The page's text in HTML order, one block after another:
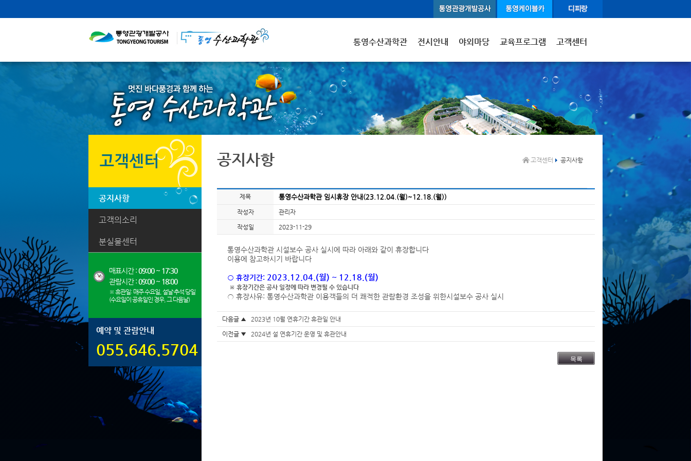
통영수산과학관 전시안내 야외마당 교육프로그램 고객센터
공지사항
고객의소리
분실물센터
매표시간 :09:00 ~ 17:30
관람시간 :09:00 ~ 18:00
※ 휴관일: 매주 수요일, 설날·추석 당일
(수요일이 공휴일인 경우, 그 다음날)
예약 및 관람안내
055.646.5704
공지사항 고객센터 공지사항
제목 통영수산과학관 임시휴장 안내(23.12.04.(월)~12.18.(월))
작성자 관리자
작성일 2023-11-29
통영수산과학관 시설보수 공사 실시에 따라 아래와 같이 휴장합니다
이용에 참고하시기 바랍니다
○ 휴장기간: 2023.12.04.(월) ~ 12.18.(월)
※ 휴장기간은 공사 일정에 따라 변경될 수 있습니다
○ 휴장사유: 통영수산과학관 이용객들의 더 쾌적한 관람환경 조성을 위한시설보수 공사 실시
다음글 ▲ 2023년 10월 연휴기간 휴관일 안내
이전글 ▼ 2024년 설 연휴기간 운영 및 휴관안내